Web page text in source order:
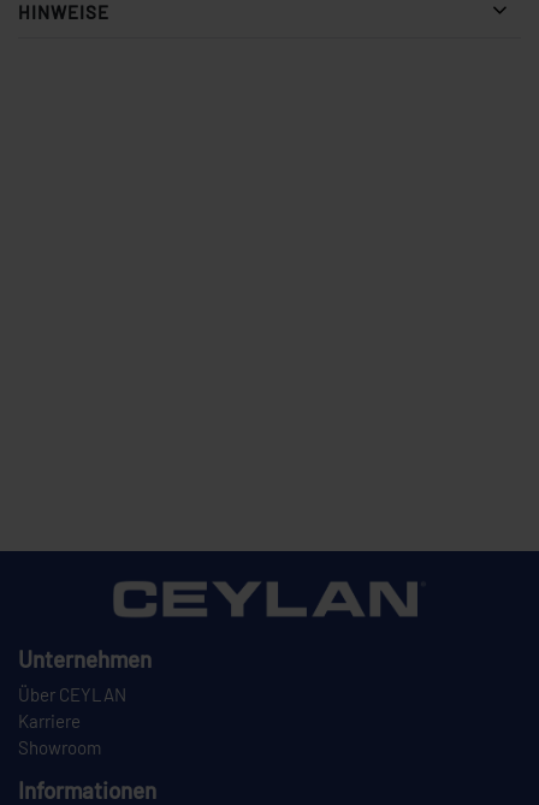
HINWEISE
Unternehmen
Über CEYLAN
Karriere
Showroom
Informationen